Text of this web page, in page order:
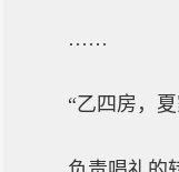
……
“乙四房，